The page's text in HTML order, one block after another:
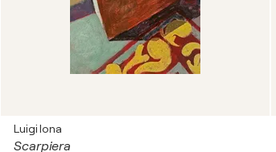
Luigi Iona
Scarpiera